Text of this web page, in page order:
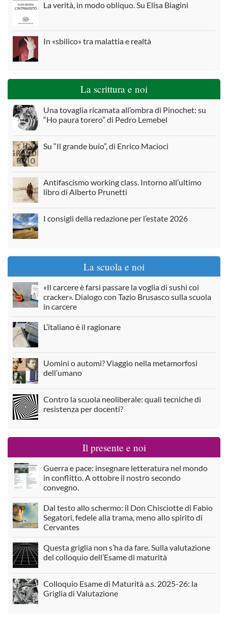
La verità, in modo obliquo. Su Elisa Biagini
In «sbilico» tra malattia e realtà
La scrittura e noi
Una tovaglia ricamata all’ombra di Pinochet: su
“Ho paura torero” di Pedro Lemebel
Su “Il grande buio”, di Enrico Macioci
Antifascismo working class. Intorno all’ultimo
libro di Alberto Prunetti
I consigli della redazione per l’estate 2026
La scuola e noi
«Il carcere è farsi passare la voglia di sushi coi
cracker». Dialogo con Tazio Brusasco sulla scuola
in carcere
L’italiano è il ragionare
Uomini o automi? Viaggio nella metamorfosi
dell’umano
Contro la scuola neoliberale: quali tecniche di
resistenza per docenti?
Il presente e noi
Guerra e pace: insegnare letteratura nel mondo
in conflitto. A ottobre il nostro secondo
convegno.
Dal testo allo schermo: il Don Chisciotte di Fabio
Segatori, fedele alla trama, meno allo spirito di
Cervantes
Questa griglia non s’ha da fare. Sulla valutazione
del colloquio dell’Esame di maturità
Colloquio Esame di Maturità a.s. 2025-26: la
Griglia di Valutazione